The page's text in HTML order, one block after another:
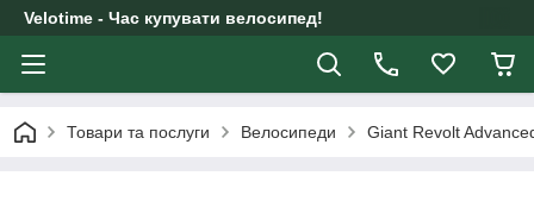
Velotime - Час купувати велосипед!
Товари та послуги Велосипеди Giant Revolt